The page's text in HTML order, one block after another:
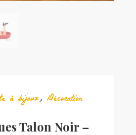
à bijoux, Décoration
Talon Noir –